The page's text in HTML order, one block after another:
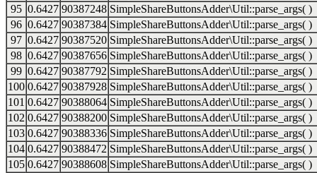
95 0.6427 90387248 SimpleShareButtonsAdder\Util::parse_args( )
96 0.6427 90387384 SimpleShareButtonsAdder\Util::parse_args( )
97 0.6427 90387520 SimpleShareButtonsAdder\Util::parse_args( )
98 0.6427 90387656 SimpleShareButtonsAdder\Util::parse_args( )
99 0.6427 90387792 SimpleShareButtonsAdder\Util::parse_args( )
100 0.6427 90387928 SimpleShareButtonsAdder\Util::parse_args( )
101 0.6427 90388064 SimpleShareButtonsAdder\Util::parse_args( )
102 0.6427 90388200 SimpleShareButtonsAdder\Util::parse_args( )
103 0.6427 90388336 SimpleShareButtonsAdder\Util::parse_args( )
104 0.6427 90388472 SimpleShareButtonsAdder\Util::parse_args( )
105 0.6427 90388608 SimpleShareButtonsAdder\Util::parse_args( )